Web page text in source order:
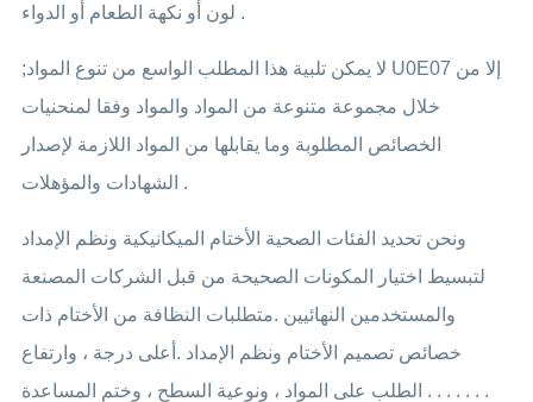
لون أو نكهة الطعام أو الدواء .
;لا يمكن تلبية هذا المطلب الواسع من تنوع المواد U0E07 إلا من
خلال مجموعة متنوعة من المواد والمواد وفقا لمنحنيات
الخصائص المطلوبة وما يقابلها من المواد اللازمة لإصدار
الشهادات والمؤهلات .
ونحن تحديد الفئات الصحية الأختام الميكانيكية ونظم الإمداد
لتبسيط اختيار المكونات الصحيحة من قبل الشركات المصنعة
والمستخدمين النهائيين .متطلبات النظافة من الأختام ذات
خصائص تصميم الأختام ونظم الإمداد .أعلى درجة ، وارتفاع
الطلب على المواد ، ونوعية السطح ، وختم المساعدة . . . . . . .